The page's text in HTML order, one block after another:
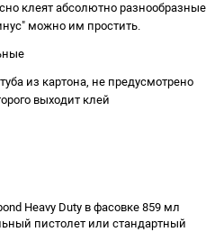
клеят абсолютно разнообразные
можно им простить.
из картона, не предусмотрено
выходит клей
Heavy Duty в фасовке 859 мл
пистолет или стандартный